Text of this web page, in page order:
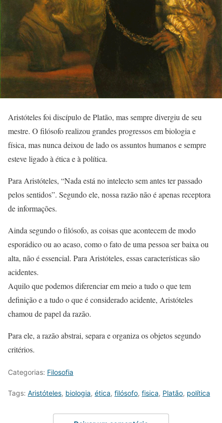
Aristóteles foi discípulo de Platão, mas sempre divergiu de seu
mestre. O filósofo realizou grandes progressos em biologia e
física, mas nunca deixou de lado os assuntos humanos e sempre
esteve ligado à ética e à política.
Para Aristóteles, “Nada está no intelecto sem antes ter passado
pelos sentidos”. Segundo ele, nossa razão não é apenas receptora
de informações.
Ainda segundo o filósofo, as coisas que acontecem de modo
esporádico ou ao acaso, como o fato de uma pessoa ser baixa ou
alta, não é essencial. Para Aristóteles, essas características são
acidentes.
Aquilo que podemos diferenciar em meio a tudo o que tem
definição e a tudo o que é considerado acidente, Aristóteles
chamou de papel da razão.
Para ele, a razão abstrai, separa e organiza os objetos segundo
critérios.
Categorias: Filosofia
Tags: Aristóteles, biologia, ética, filósofo, fisica, Platão, política